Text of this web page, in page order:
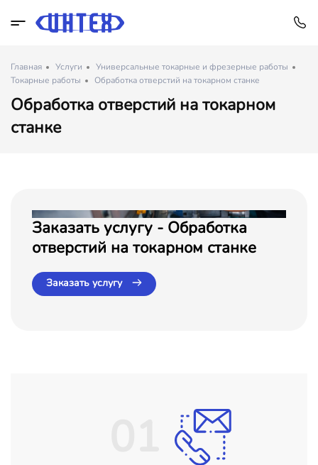
Главная Услуги
Универсальные токарные и фрезерные работы
Токарные работы
Обработка отверстий на токарном станке
Обработка отверстий на токарном
станке
Заказать услугу - Обработка
отверстий на токарном станке
Заказать услугу